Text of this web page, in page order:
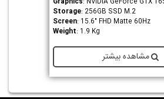
Storage: 256GB SSD M.2
Screen: 15.6" FHD Matte 60Hz
Weight: 1.9 Kg
مشاهده بیشتر